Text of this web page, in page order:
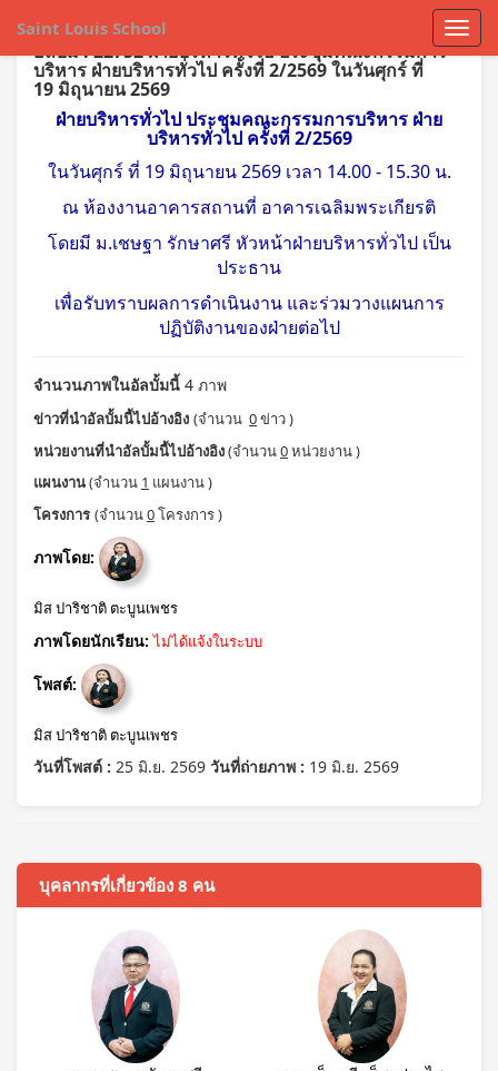
Saint Louis School
อัลบั้ม : 22752 ฝ่ายบริหารทั่วไป ประชุมคณะกรรมการ
บริหาร ฝ่ายบริหารทั่วไป ครั้งที่ 2/2569 ในวันศุกร์ ที่
19 มิถุนายน 2569
ฝ่ายบริหารทั่วไป ประชุมคณะกรรมการบริหาร ฝ่าย
บริหารทั่วไป ครั้งที่ 2/2569
ในวันศุกร์ ที่ 19 มิถุนายน 2569 เวลา 14.00 - 15.30 น.
ณ ห้องงานอาคารสถานที่ อาคารเฉลิมพระเกียรติ
โดยมี ม.เชษฐา รักษาศรี หัวหน้าฝ่ายบริหารทั่วไป เป็น
ประธาน
เพื่อรับทราบผลการดำเนินงาน และร่วมวางแผนการ
ปฏิบัติงานของฝ่ายต่อไป
จำนวนภาพในอัลบั้มนี้ 4 ภาพ
ข่าวที่นำอัลบั้มนี้ไปอ้างอิง (จำนวน 0ข่าว )
หน่วยงานที่นำอัลบั้มนี้ไปอ้างอิง(จำนวน0หน่วยงาน )
แผนงาน(จำนวน 1 แผนงาน )
โครงการ (จำนวน0โครงการ )
ภาพโดย:
มิส ปาริชาติ ตะบูนเพชร
ภาพโดยนักเรียน: ไม่ได้แจ้งในระบบ
โพสต์:
มิส ปาริชาติ ตะบูนเพชร
วันที่โพสต์ : 25 มิ.ย. 2569 วันที่ถ่ายภาพ : 19 มิ.ย. 2569
บุคลากรที่เกี่ยวข้อง 8 คน